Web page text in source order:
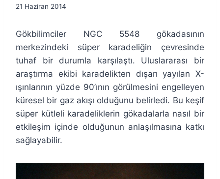
By
Özyar
21 Haziran 2014
Gökbilimciler NGC 5548 gökadasının
merkezindeki süper karadeliğin çevresinde
tuhaf bir durumla karşılaştı. Uluslararası bir
araştırma ekibi karadelikten dışarı yayılan X-
ışınlarının yüzde 90’ının görülmesini engelleyen
küresel bir gaz akışı olduğunu belirledi. Bu keşif
süper kütleli karadeliklerin gökadalarla nasıl bir
etkileşim içinde olduğunun anlaşılmasına katkı
sağlayabilir.